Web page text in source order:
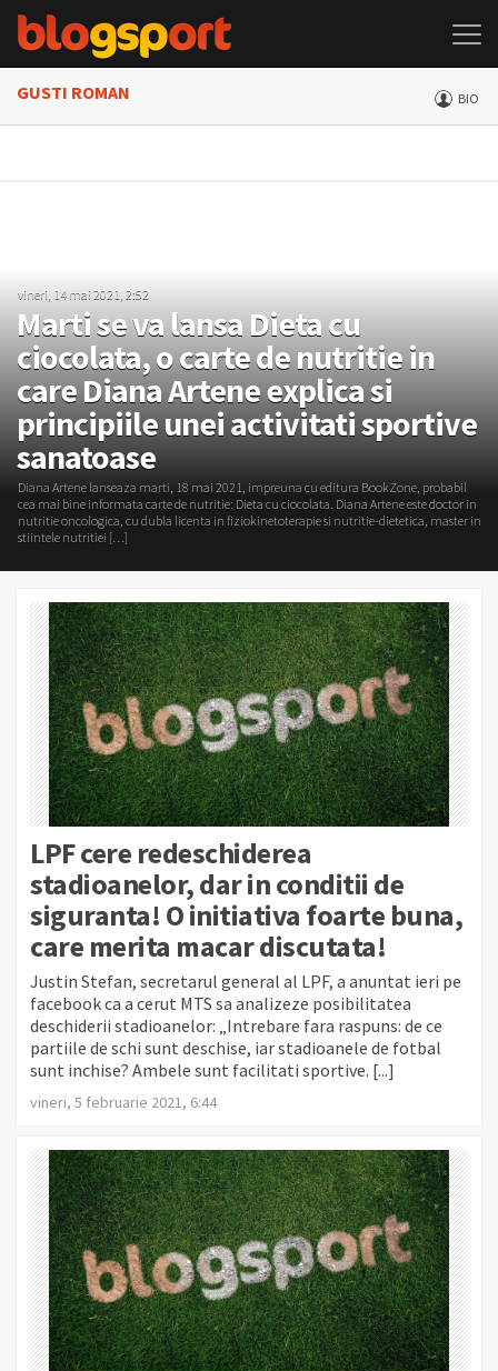
GUSTI ROMAN BIO
vineri, 14 mai 2021, 2:52
Marti se va lansa Dieta cu
ciocolata, o carte de nutritie in
care Diana Artene explica si
principiile unei activitati sportive
sanatoase
Diana Artene lanseaza marti, 18 mai 2021, impreuna cu editura BookZone, probabil
cea mai bine informata carte de nutritie: Dieta cu ciocolata. Diana Artene este doctor in
nutritie oncologica, cu dubla licenta in fiziokinetoterapie si nutritie-dietetica, master in
stiintele nutritiei […]
LPF cere redeschiderea
stadioanelor, dar in conditii de
siguranta! O initiativa foarte buna,
care merita macar discutata!
Justin Stefan, secretarul general al LPF, a anuntat ieri pe
facebook ca a cerut MTS sa analizeze posibilitatea
deschiderii stadioanelor: „Intrebare fara raspuns: de ce
partiile de schi sunt deschise, iar stadioanele de fotbal
sunt inchise? Ambele sunt facilitati sportive. [...]
vineri, 5 februarie 2021, 6:44